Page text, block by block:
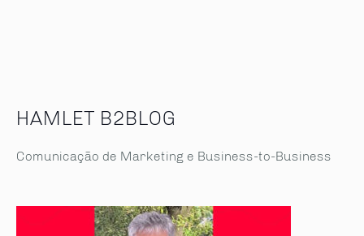
HAMLET B2BLOG
Comunicação de Marketing e Business-to-Business